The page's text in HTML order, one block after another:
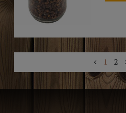
1 2